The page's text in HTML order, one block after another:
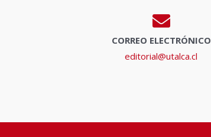
CORREO ELECTRÓNICO
editorial@utalca.cl